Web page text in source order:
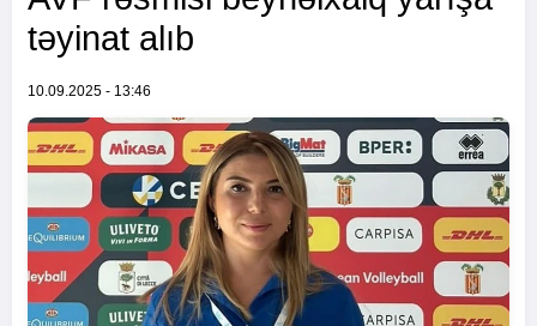
təyinat alıb
10.09.2025 - 13:46